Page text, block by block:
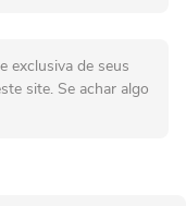
exclusiva de seus
site. Se achar algo